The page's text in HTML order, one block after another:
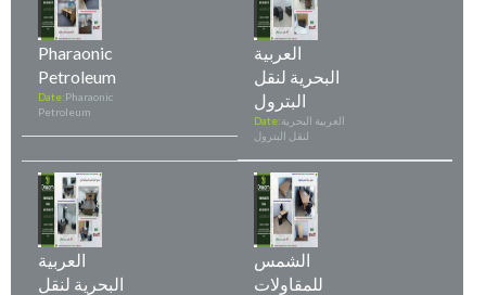
Pharaonic
Petroleum
Date:Pharaonic
Petroleum
العربية
البحرية لنقل
البترول
Date:العربية البحرية
لنقل البترول
العربية
البحرية لنقل
الشمس
للمقاولات